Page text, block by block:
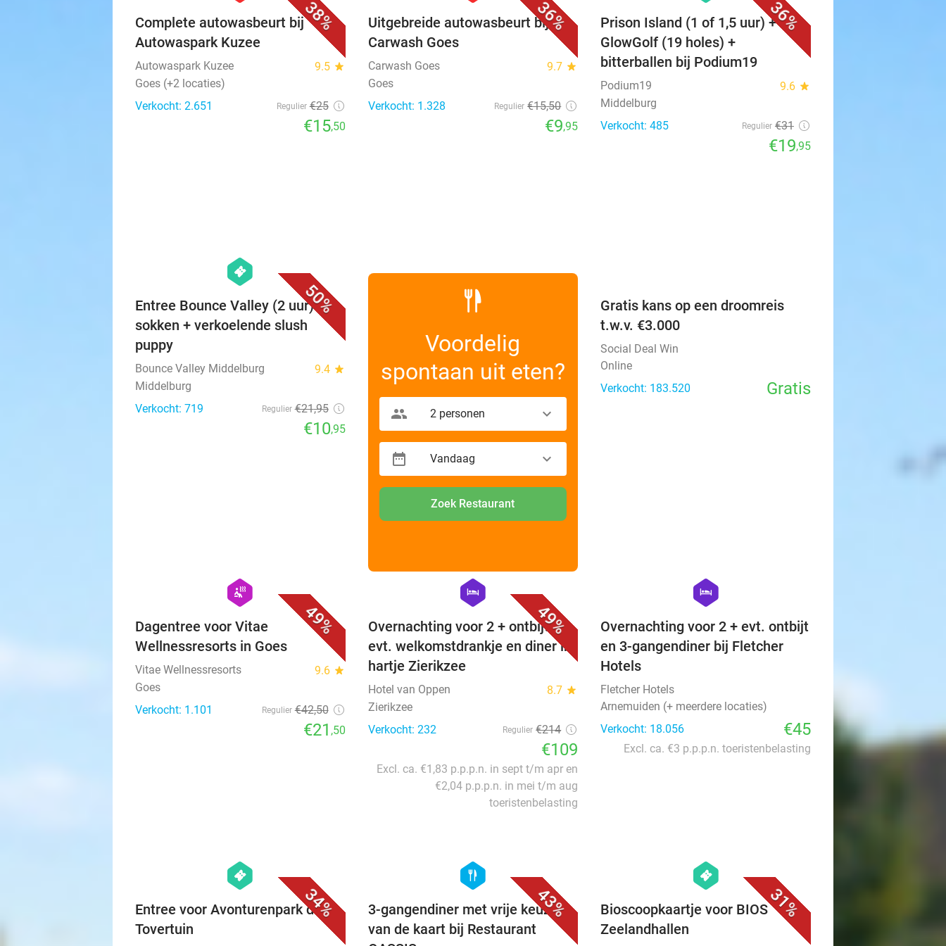
38%
Complete autowasbeurt bij
Autowaspark Kuzee
Autowaspark Kuzee 9.5 star
Goes (+2 locaties)
Verkocht: 2.651
Regulier €25
€15,50
36%
Uitgebreide autowasbeurt bij
Carwash Goes
Carwash Goes 9.7 star
Goes
Verkocht: 1.328
Regulier €15,50
€9,95
36%
Prison Island (1 of 1,5 uur) + evt.
GlowGolf (19 holes) +
bitterballen bij Podium19
Podium19 9.6 star
Middelburg
Verkocht: 485
Regulier €31
€19,95
50%
hexagon
events
Entree Bounce Valley (2 uur) +
sokken + verkoelende slush
puppy
Bounce Valley Middelburg 9.4 star
Middelburg
Verkocht: 719
Regulier €21,95
€10,95
Voordelig
spontaan uit eten?
2 personen
Vandaag
Zoek Restaurant
Gratis kans op een droomreis
t.w.v. €3.000
Social Deal Win
Online
Verkocht: 183.520
Gratis
49%
hexagon
wellness
Dagentree voor Vitae
Wellnessresorts in Goes
Vitae Wellnessresorts 9.6 star
Goes
Verkocht: 1.101
Regulier €42,50
€21 ,50
49%
favorite_border
hexagon
hotel
Overnachting voor 2 + ontbijt +
evt. welkomstdrankje en diner in
hartje Zierikzee
Hotel van Oppen 8.7 star
Zierikzee
Verkocht: 232
Regulier €214
€109
Excl. ca. €1,83 p.p.p.n. in sept t/m apr en
€2,04 p.p.p.n. in mei t/m aug
toeristenbelasting
hexagon
hotel
Overnachting voor 2 + evt. ontbijt
en 3-gangendiner bij Fletcher
Hotels
Fletcher Hotels
Arnemuiden (+ meerdere locaties)
Verkocht: 18.056
€45
Excl. ca. €3 p.p.p.n. toeristenbelasting
34%
hexagon
events
Entree voor Avonturenpark de
Tovertuin
43%
hexagon
food
3-gangendiner met vrije keuze
van de kaart bij Restaurant
31%
hexagon
events
Bioscoopkaartje voor BIOS
Zeelandhallen